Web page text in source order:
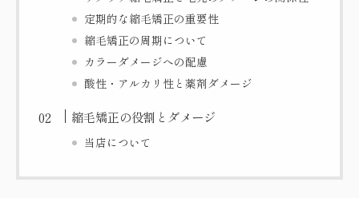
定期的な縮毛矯正の重要性
縮毛矯正の周期について
カラーダメージへの配慮
酸性・アルカリ性と薬剤ダメージ
縮毛矯正の役割とダメージ
当店について